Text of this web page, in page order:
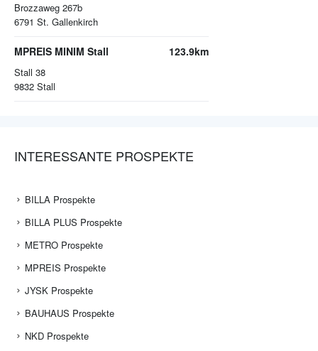
Brozzaweg 267b
6791 St. Gallenkirch
MPREIS MINIM Stall
Stall 38
9832 Stall
123.9km
INTERESSANTE PROSPEKTE
BILLA Prospekte
BILLA PLUS Prospekte
METRO Prospekte
MPREIS Prospekte
JYSK Prospekte
BAUHAUS Prospekte
NKD Prospekte